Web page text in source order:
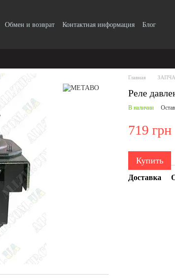
Обмен и возврат Контактная информация Блог
Главная
Реле
В наличии
719 грн
Купить
Доставка